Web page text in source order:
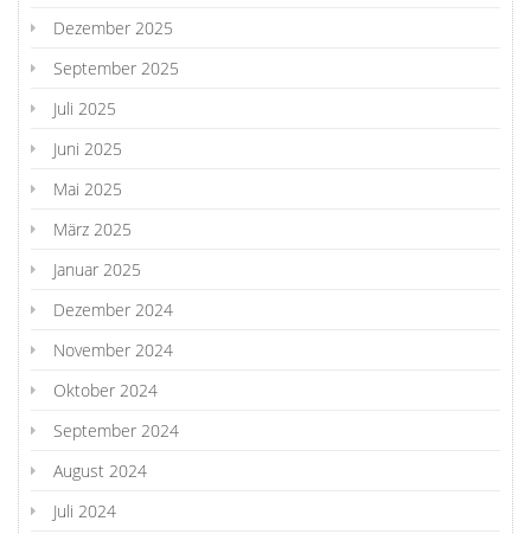
Dezember 2025
September 2025
Juli 2025
Juni 2025
Mai 2025
März 2025
Januar 2025
Dezember 2024
November 2024
Oktober 2024
September 2024
August 2024
Juli 2024